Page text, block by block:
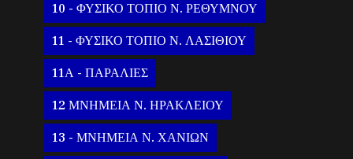
10 - ΦΥΣΙΚΟ ΤΟΠΙΟ Ν. ΡΕΘΥΜΝΟΥ
11 - ΦΥΣΙΚΟ ΤΟΠΙΟ Ν. ΛΑΣΙΘΙΟΥ
11Α - ΠΑΡΑΛΙΕΣ
12 ΜΝΗΜΕΙΑ Ν. ΗΡΑΚΛΕΙΟΥ
13 - ΜΝΗΜΕΙΑ Ν. ΧΑΝΙΩΝ